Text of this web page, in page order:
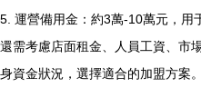
5. 運營備用金：約3萬-10萬元，用
還需考慮店面租金、人員工資、市
身資金狀況，選擇適合的加盟方案。